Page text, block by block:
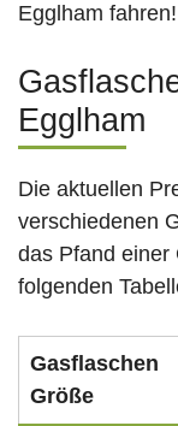
Egglham fahren!
Egglham
Die aktuellen
verschiedenen
das Pfand einer
folgenden
Gasflaschen
Größe